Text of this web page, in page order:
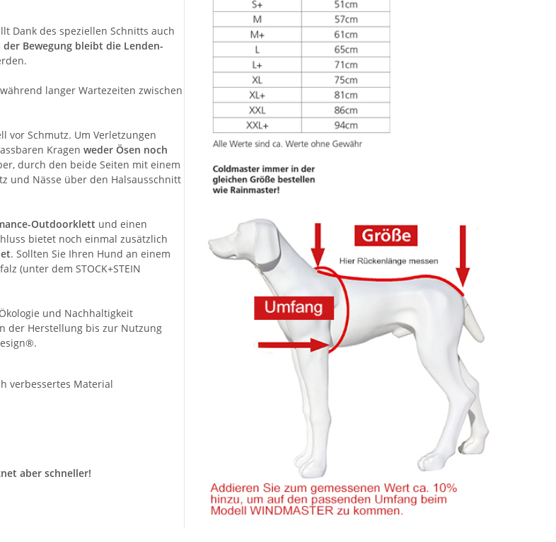
Dank des speziellen Schnitts auch
der Bewegung bleibt die Lenden-
langer Wartezeiten zwischen
vor Schmutz. Um Verletzungen
Kragen weder Ösen noch
durch den beide Seiten mit einem
und Nässe über den Halsausschnitt
Outdoorklett und einen
bietet noch einmal zusätzlich
. Sollten Sie Ihren Hund an einem
(unter dem STOCK+STEIN
und Nachhaltigkeit
der Herstellung bis zur Nutzung
verbessertes Material
aber schneller!